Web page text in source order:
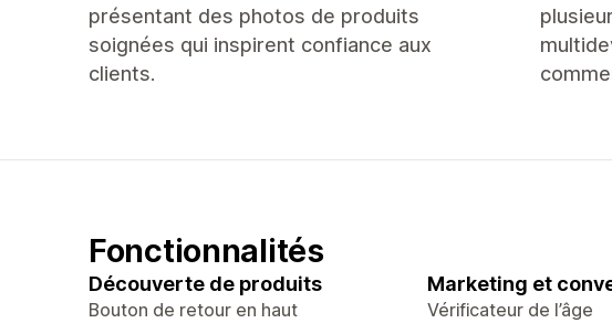
présentant des photos de produits
soignées qui inspirent confiance aux
clients.
Fonctionnalités
Découverte de produits
Bouton de retour en haut
Marketing et
Vérificateur de l’âge